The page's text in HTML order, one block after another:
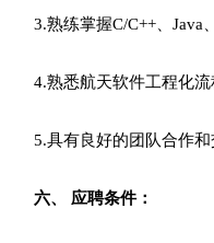
3.熟练掌握C/C++、Java
4.熟悉航天软件工程化流
5.具有良好的团队合作
六、 应聘条件：